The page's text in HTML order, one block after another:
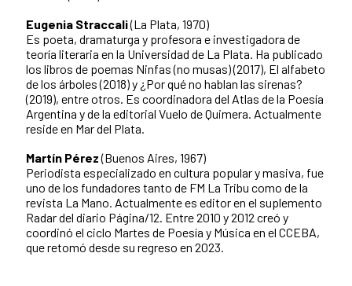
Eugenia Straccali(La Plata, 1970)
Es poeta, dramaturga y profesora e investigadora de
teoría literaria en la Universidad de La Plata. Ha publicado
los libros de poemas Ninfas (no musas) (2017), El alfabeto
de los árboles (2018) y ¿Por qué no hablan las sirenas?
(2019), entre otros. Es coordinadora del Atlas de la Poesía
Argentina y de la editorial Vuelo de Quimera. Actualmente
reside en Mar del Plata.
Martín Pérez(Buenos Aires, 1967)
Periodista especializado en cultura popular y masiva, fue
uno de los fundadores tanto de FM La Tribu como de la
revista La Mano. Actualmente es editor en el suplemento
Radar del diario Página/12. Entre 2010 y 2012 creó y
coordinó el ciclo Martes de Poesía y Música en el CCEBA,
que retomó desde su regreso en 2023.